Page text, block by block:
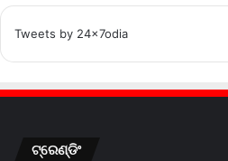
Tweets by 24x7odia
ଟ୍ରେଣ୍ଡିଂ